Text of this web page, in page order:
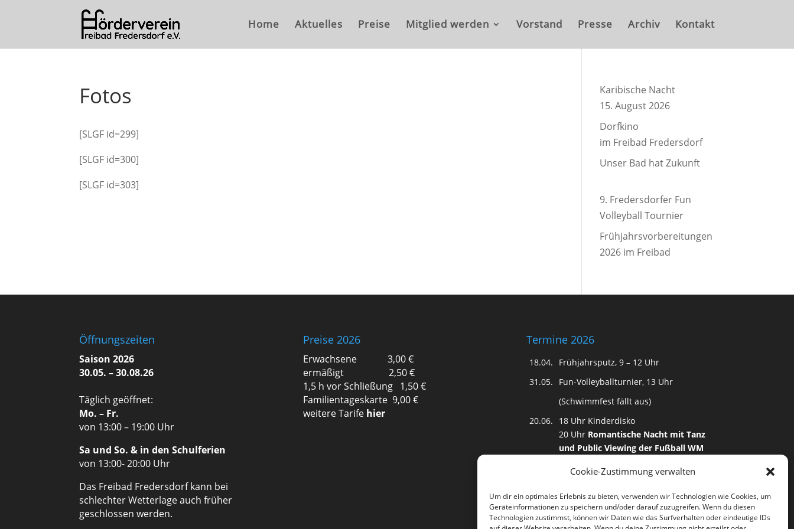
Cookie-Zustimmung verwalten
Um dir ein optimales Erlebnis zu bieten, verwenden wir Technologien wie Cookies, um
Geräteinformationen zu speichern und/oder darauf zuzugreifen. Wenn du diesen
Technologien zustimmst, können wir Daten wie das Surfverhalten oder eindeutige IDs
Home Aktuelles Preise Mitglied werden Vorstand Presse Archiv Kontakt
Fotos
[SLGF id=299]
[SLGF id=300]
[SLGF id=303]
Karibische Nacht
15. August 2026
Dorfkino
im Freibad Fredersdorf
Unser Bad hat Zukunft
9. Fredersdorfer Fun
Volleyball Tournier
Frühjahrsvorbereitungen
2026 im Freibad
Öffnungszeiten
Saison 2026
30.05. – 30.08.26
Täglich geöffnet:
Mo. – Fr.
von 13:00 – 19:00 Uhr
Sa und So. & in den Schulferien
von 13:00- 20:00 Uhr
Das Freibad Fredersdorf kann bei
schlechter Wetterlage auch früher
geschlossen werden.
Preise 2026
Erwachsene 3,00 €
ermäßigt 2,50 €
1,5 h vor Schließung 1,50 €
Familientageskarte 9,00 €
weitere Tarife hier
Termine 2026
18.04.
Frühjahrsputz, 9 – 12 Uhr
31.05.
Fun-Volleyballturnier, 13 Uhr
(Schwimmfest fällt aus)
20.06.
18 Uhr Kinderdisko
20 Uhr Romantische Nacht mit Tanz
und Public Viewing der Fußball WM
18 Uhr Kinderdisko
20 Uhr Karibische Nacht mit Tanz